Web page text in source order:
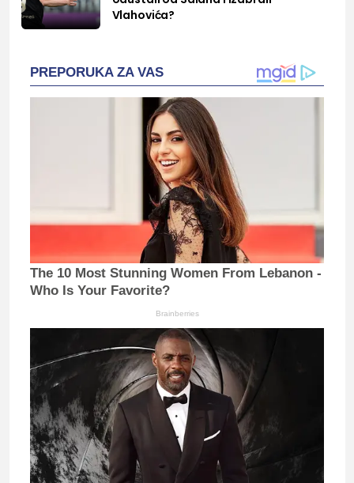
Vlahovića?
PREPORUKA ZA VAS
The 10 Most Stunning Women From Lebanon -
Who Is Your Favorite?
Brainberries